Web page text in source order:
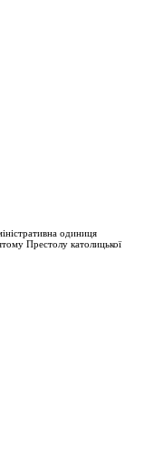
одиниця
Престолу католицької